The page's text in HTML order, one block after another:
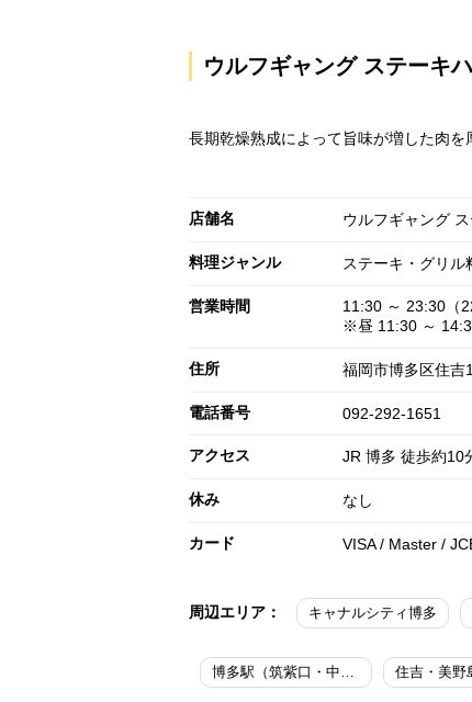
ウルフギャング ステーキ
長期乾燥熟成によって旨味が増した肉
店舗名 ウルフギャング
料理ジャンル ステーキ・グリル
営業時間
11:30 ～ 23:30（
※昼 11:30 ～
住所 福岡市博多区住吉
電話番号 092-292-1651
アクセス JR 博多 徒歩約10
休み なし
カード VISA / Master /
周辺エリア： キャナルシティ博多
博多駅（筑紫口・中央街） 住吉・美野